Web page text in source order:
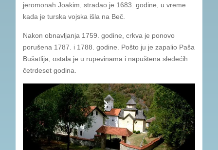
jeromonah Joakim, stradao je 1683. godine, u vreme
kada je turska vojska išla na Beč.
Nakon obnavljanja 1759. godine, crkva je ponovo
porušena 1787. i 1788. godine. Pošto ju je zapalio Paša
Bušatlija, ostala je u rupevinama i napuštena sledećih
četrdeset godina.